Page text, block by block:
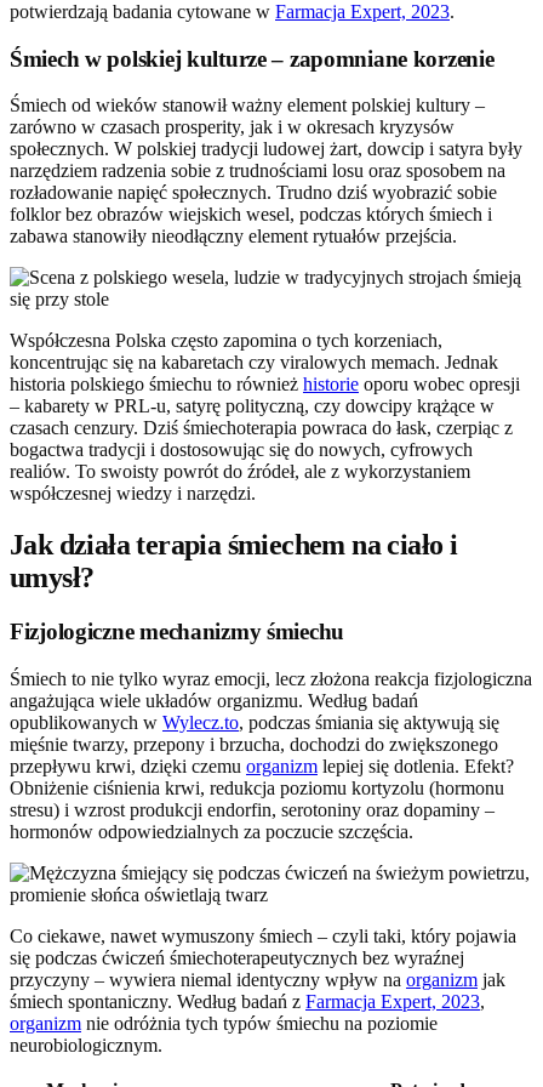
potwierdzają badania cytowane w Farmacja Expert, 2023.
Śmiech w polskiej kulturze – zapomniane korzenie
Śmiech od wieków stanowił ważny element polskiej kultury –
zarówno w czasach prosperity, jak i w okresach kryzysów
społecznych. W polskiej tradycji ludowej żart, dowcip i satyra były
narzędziem radzenia sobie z trudnościami losu oraz sposobem na
rozładowanie napięć społecznych. Trudno dziś wyobrazić sobie
folklor bez obrazów wiejskich wesel, podczas których śmiech i
zabawa stanowiły nieodłączny element rytuałów przejścia.
Współczesna Polska często zapomina o tych korzeniach,
koncentrując się na kabaretach czy viralowych memach. Jednak
historia polskiego śmiechu to również historie oporu wobec opresji
– kabarety w PRL-u, satyrę polityczną, czy dowcipy krążące w
czasach cenzury. Dziś śmiechoterapia powraca do łask, czerpiąc z
bogactwa tradycji i dostosowując się do nowych, cyfrowych
realiów. To swoisty powrót do źródeł, ale z wykorzystaniem
współczesnej wiedzy i narzędzi.
Jak działa terapia śmiechem na ciało i
umysł?
Fizjologiczne mechanizmy śmiechu
Śmiech to nie tylko wyraz emocji, lecz złożona reakcja fizjologiczna
angażująca wiele układów organizmu. Według badań
opublikowanych w Wylecz.to, podczas śmiania się aktywują się
mięśnie twarzy, przepony i brzucha, dochodzi do zwiększonego
przepływu krwi, dzięki czemu organizm lepiej się dotlenia. Efekt?
Obniżenie ciśnienia krwi, redukcja poziomu kortyzolu (hormonu
stresu) i wzrost produkcji endorfin, serotoniny oraz dopaminy –
hormonów odpowiedzialnych za poczucie szczęścia.
Co ciekawe, nawet wymuszony śmiech – czyli taki, który pojawia
się podczas ćwiczeń śmiechoterapeutycznych bez wyraźnej
przyczyny – wywiera niemal identyczny wpływ na organizm jak
śmiech spontaniczny. Według badań z Farmacja Expert, 2023,
organizm nie odróżnia tych typów śmiechu na poziomie
neurobiologicznym.